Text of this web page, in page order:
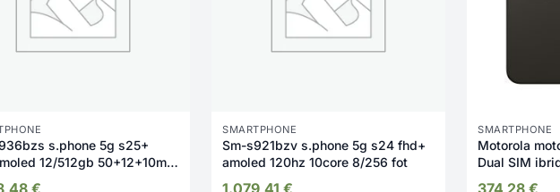
s.phone 5g s25+
12/512gb 50+12+10mp
€
SMARTPHONE
Sm-s921bzv s.phone 5g s24 fhd+
amoled 120hz 10core 8/256 fot
1.079,41 €
SMARTPHONE
Motorola
Dual SIM
374,28 €